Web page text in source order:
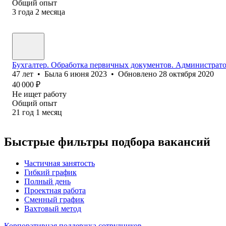
Общий опыт
3 года 2 месяца
Бухгалтер. Обработка первичных документов.
47 лет • Была 6 июня 2023 • Обновлено 28 октября 2020
40 000 ₽
Не ищет работу
Общий опыт
21 год 1 месяц
Быстрые фильтры подбора вакансий
Частичная занятость
Гибкий график
Полный день
Проектная работа
Сменный график
Вахтовый метод